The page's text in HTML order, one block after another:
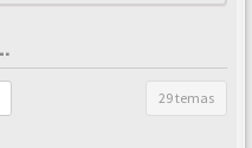
29 temas